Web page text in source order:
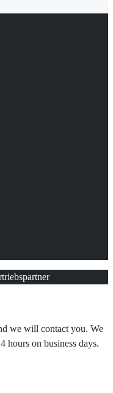
we will contact you. We
hours on business days.